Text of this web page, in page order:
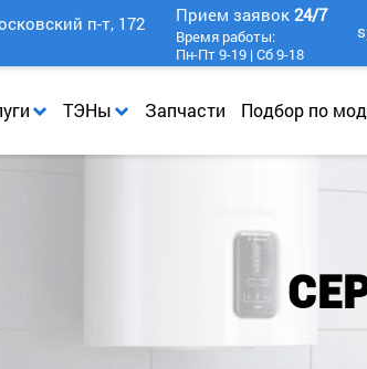
ТЭНы Запчасти Подбор по
п-т, 172 Прием заявок 24/7
Время работы:
Пн-Пт 9-19 | Сб 9-18